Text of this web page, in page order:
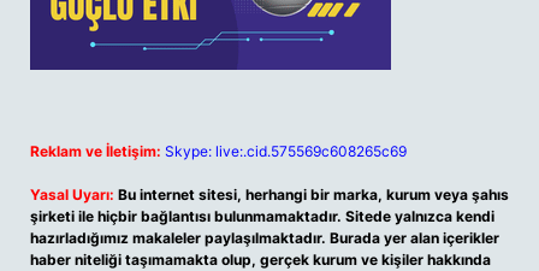
Reklam ve İletişim: Skype: live:.cid.575569c608265c69
Yasal Uyarı: Bu internet sitesi, herhangi bir marka, kurum veya şahıs
şirketi ile hiçbir bağlantısı bulunmamaktadır. Sitede yalnızca kendi
hazırladığımız makaleler paylaşılmaktadır. Burada yer alan içerikler
haber niteliği taşımamakta olup, gerçek kurum ve kişiler hakkında